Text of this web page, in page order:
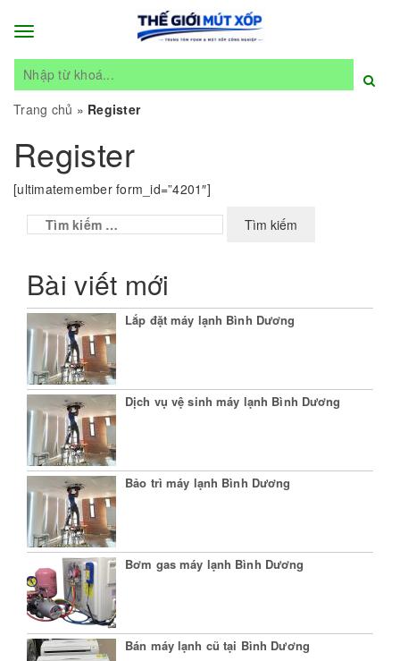
Toggle
Trang chủ » Register
Register
[ultimatemember form_id=”4201″]
Tìm
kiếm
Bài viết mới
Lắp đặt máy lạnh Bình Dương
Dịch vụ vệ sinh máy lạnh Bình Dương
Bảo trì máy lạnh Bình Dương
Bơm gas máy lạnh Bình Dương
Bán máy lạnh cũ tại Bình Dương